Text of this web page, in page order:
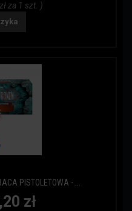
za 1 szt. )
PISTOLETOWA - ...
zł